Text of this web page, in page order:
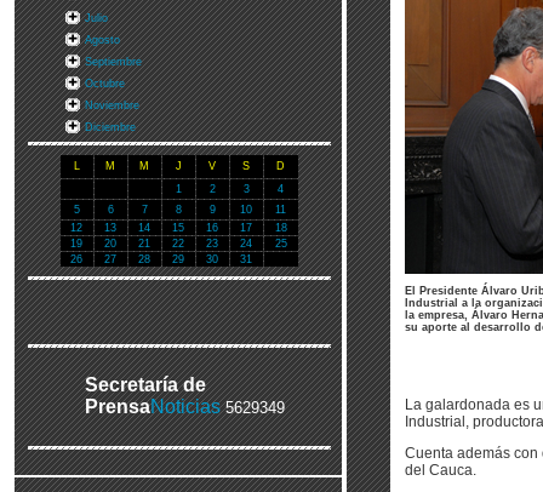
Julio
Agosto
Septiembre
Octubre
Noviembre
Diciembre
L M M J V S
D
1
2 3
4
5
6 7 8 9 10
11
12
13 14 15 16 17
18
19
20 21 22 23 24
25
26
27 28 29 30 31
Secretaría de
PrensaNoticias 5629349
El Presidente Álvaro
Industrial a la
la empresa, Álvaro
su aporte al desarrollo
La galardonada es
Industrial,
Cuenta además
del Cauca.